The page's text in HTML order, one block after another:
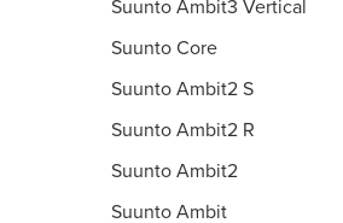
Suunto Ambit3 Vertical
Suunto Core
Suunto Ambit2 S
Suunto Ambit2 R
Suunto Ambit2
Suunto Ambit